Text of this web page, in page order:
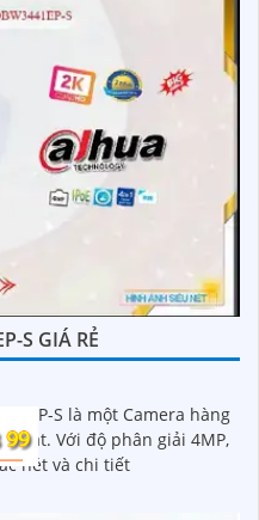
S GIÁ RẺ
S là một Camera hàng
4MP,
nét và chi tiết